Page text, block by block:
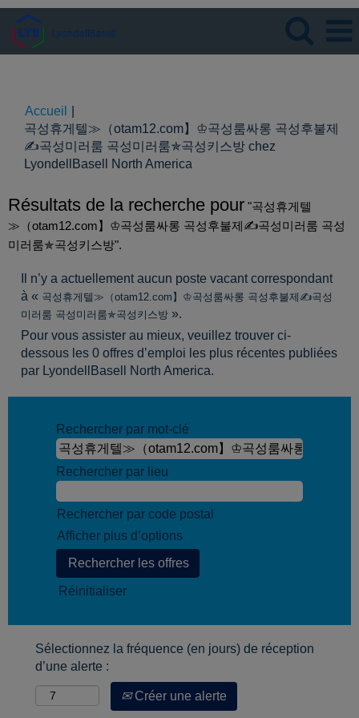
Accueil
곡성휴게텔≫（otam12.com】♔곡성룸싸롱 곡성후불제
✍곡성미러룸 곡성미러룸✯곡성키스방 chez
LyondellBasell North America
Résultats de la recherche pour "곡성휴게텔
≫（otam12.com】♔곡성룸싸롱 곡성후불제✍곡성미러룸 곡성
미러룸✯곡성키스방".
Il n’y a actuellement aucun poste vacant correspondant
à « 곡성휴게텔≫（otam12.com】♔곡성룸싸롱 곡성후불제✍곡성
미러룸 곡성미러룸✯곡성키스방 ».
Pour vous assister au mieux, veuillez trouver ci-
dessous les 0 offres d’emploi les plus récentes publiées
par LyondellBasell North America.
Rechercher par mot-clé
Rechercher par lieu
Rechercher par code postal
Afficher plus d’options
Réinitialiser
Sélectionnez la fréquence (en jours) de réception
d’une alerte :
Créer une alerte